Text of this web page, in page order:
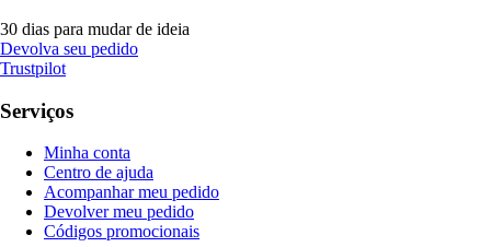
30 dias para mudar de ideia
Devolva seu pedido
Trustpilot
Serviços
Minha conta
Centro de ajuda
Acompanhar meu pedido
Devolver meu pedido
Códigos promocionais